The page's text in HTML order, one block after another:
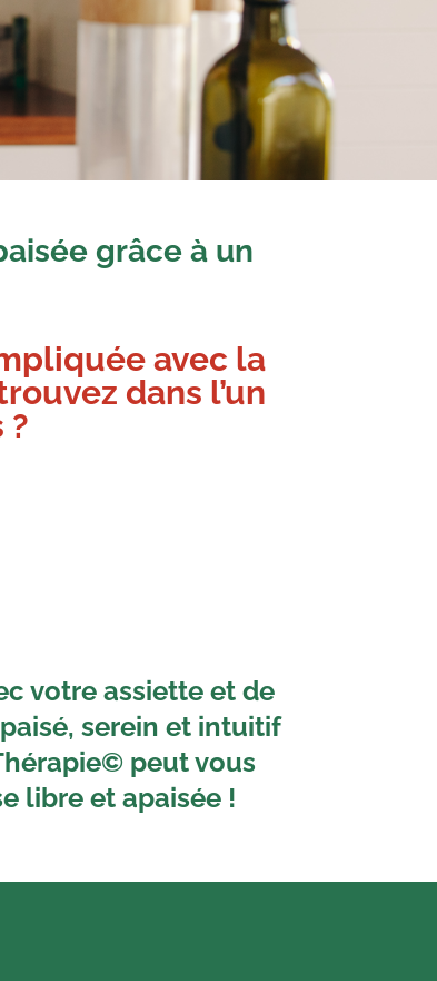
grâce à un
avec la
dans l’un
?
votre assiette et de
serein et intuitif
peut vous
libre et apaisée !